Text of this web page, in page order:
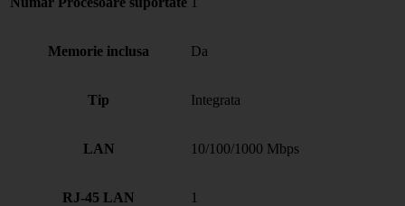
Memorie inclusa Da
Tip Integrata
LAN 10/100/1000 Mbps
RJ-45 LAN 1